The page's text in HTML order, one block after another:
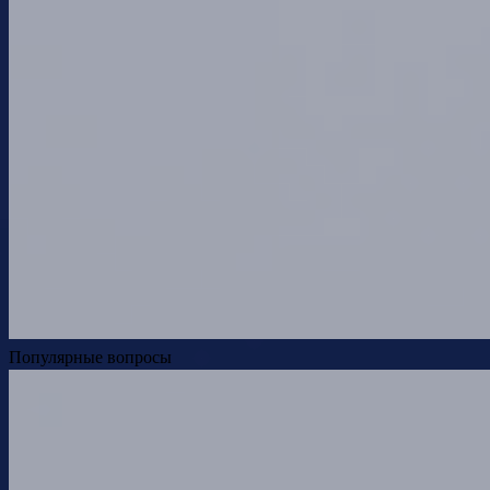
Популярные вопросы